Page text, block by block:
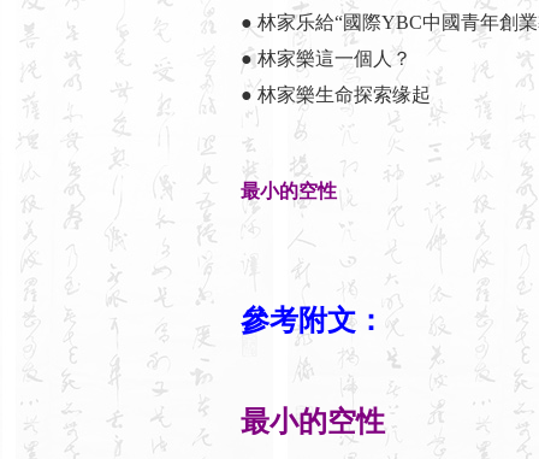
● 林家乐給“國際YBC中國青年創
● 林家樂這一個人？
● 林家樂生命探索缘起
最小的空性
參考附文：
最小的空性